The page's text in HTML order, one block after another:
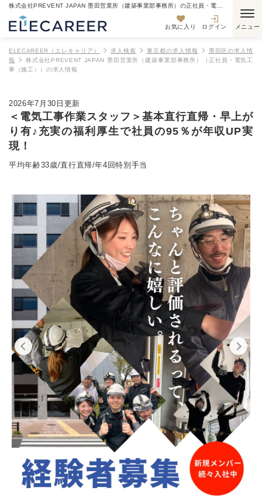
お気に入り ログイン
ELECAREER（エレキャリア） 求人検索 東京都の求人情報
墨田区の求人情
報
株式会社PREVENT JAPAN 墨田営業所（建築事業部事務所）（正社員・電気工
事（施工））の求人情報
2026年7月30日更新
＜電気工事作業スタッフ＞基本直行直帰・早上が
り有♪充実の福利厚生で社員の95％が年収UP実
現！
平均年齢33歳/直行直帰/年4回特別手当